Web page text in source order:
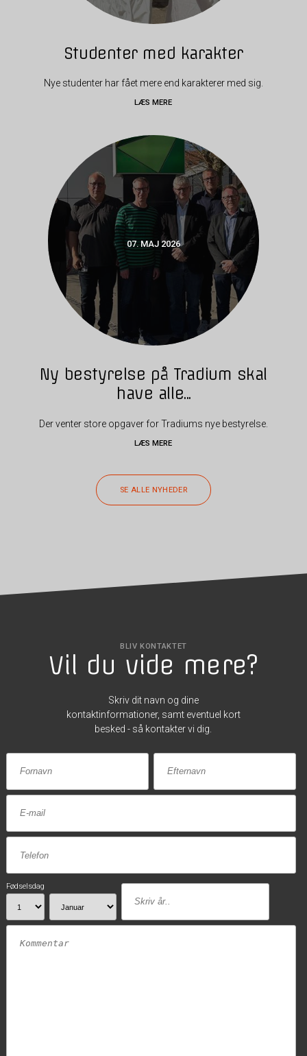
Studenter med karakter
Nye studenter har fået mere end karakterer med sig.
LÆS MERE
07. MAJ 2026
Ny bestyrelse på Tradium skal
have alle...
Der venter store opgaver for Tradiums nye bestyrelse.
LÆS MERE
SE ALLE NYHEDER
BLIV KONTAKTET
Vil du vide mere?
Skriv dit navn og dine
kontaktinformationer, samt eventuel kort
besked - så kontakter vi dig.
Fødselsdag